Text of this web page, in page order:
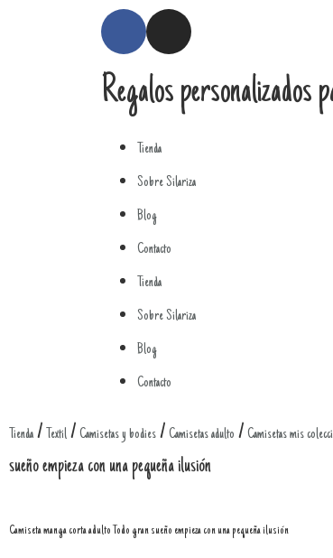
Regalos personalizados
Tienda
Sobre Silariza
Blog
Contacto
Tienda
Sobre Silariza
Blog
Contacto
Tienda / Textil / Camisetas y bodies / Camisetas adulto / Camisetas mis
sueño empieza con una pequeña ilusión
Camiseta manga corta adulto Todo gran sueño empieza con una pequeña ilusión